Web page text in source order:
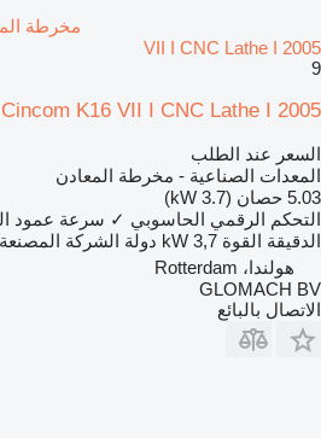
VII I CNC Lathe I 2005
9
K16 VII I CNC Lathe I 2005
السعر عند الطلب
المعدات الصناعية - مخرطة المعادن
5.03 حصان (3.7 kW)
التحكم الرقمي الحاسوبي ✓ سرعة عمود
الدقيقة القوة 3,7 kW دولة الشركة المصنعة
هولندا، Rotterdam
GLOMACH BV
الاتصال بالبائع